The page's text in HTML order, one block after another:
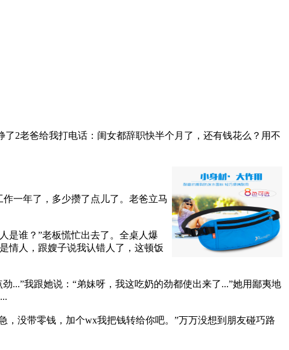
2老爸给我打电话：闺女都辞职快半个月了，还有钱花么？用不
一年了，多少攒了点儿了。老爸立马
是谁？”老板慌忙出去了。全桌人爆
情人，跟嫂子说我认错人了，这顿饭
...”我跟她说：“弟妹呀，我这吃奶的劲都使出来了...”她用鄙夷地
没带零钱，加个wx我把钱转给你吧。”万万没想到朋友碰巧路